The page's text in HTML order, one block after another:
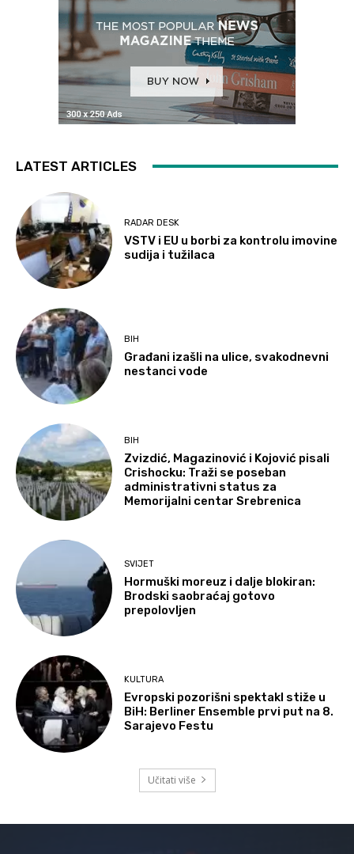
LATEST ARTICLES
RADAR DESK
VSTV i EU u borbi za kontrolu imovine
sudija i tužilaca
BIH
Građani izašli na ulice, svakodnevni
nestanci vode
BIH
Zvizdić, Magazinović i Kojović pisali
Crishocku: Traži se poseban
administrativni status za
Memorijalni centar Srebrenica
SVIJET
Hormuški moreuz i dalje blokiran:
Brodski saobraćaj gotovo
prepolovljen
KULTURA
Evropski pozorišni spektakl stiže u
BiH: Berliner Ensemble prvi put na 8.
Sarajevo Festu
Učitati više